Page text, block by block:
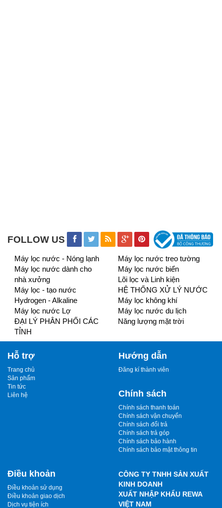
FOLLOW US
Máy lọc nước - Nóng lạnh
Máy lọc nước treo tường
Máy lọc nước dành cho
nhà xưởng
Máy lọc nước biển
Lõi lọc và Linh kiện
Máy lọc - tạo nước
Hydrogen - Alkaline
HỆ THỐNG XỬ LÝ NƯỚC
Máy lọc không khí
Máy lọc nước Lợ
Máy lọc nước du lịch
ĐẠI LÝ PHÂN PHỐI CÁC
TỈNH
Năng lượng mặt trời
Hỗ trợ
Trang chủ
Sản phẩm
Tin tức
Liên hệ
Hướng dẫn
Đăng kí thành viên
Chính sách
Chính sách thanh toán
Chính sách vận chuyển
Chính sách đổi trả
Chính sách trả góp
Chính sách bảo hành
Chính sách bảo mật thông tin
Điều khoản
Điều khoản sử dụng
Điều khoản giao dịch
Dịch vụ tiện ích
CÔNG TY TNHH SẢN XUẤT
KINH DOANH
XUẤT NHẬP KHẨU REWA
VIỆT NAM